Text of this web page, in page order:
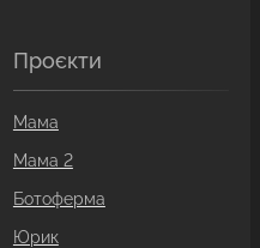
Проєкти
Мама
Мама 2
Ботоферма
Юрик